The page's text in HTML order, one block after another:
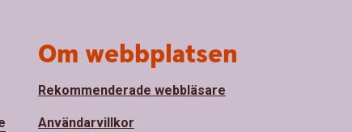
Om webbplatsen
Rekommenderade webbläsare
Användarvillkor